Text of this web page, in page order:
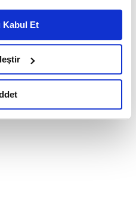
Çerez Bilgilendirme
Kanunu uyarınca
kapsamında
ile ilgili daha
tıklayınız.
Kabul Et